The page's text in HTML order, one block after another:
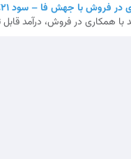
با جهش فا – سود ۲۱٪ و هدیه اعتبار اولیه
با همکاری در فروش،